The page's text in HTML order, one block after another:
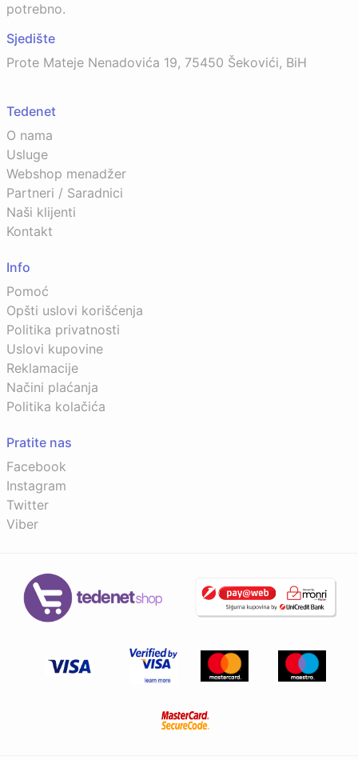
potrebno.
Sjedište
Prote Mateje Nenadovića 19, 75450 Šekovići, BiH
Tedenet
O nama
Usluge
Webshop menadžer
Partneri / Saradnici
Naši klijenti
Kontakt
Info
Pomoć
Opšti uslovi korišćenja
Politika privatnosti
Uslovi kupovine
Reklamacije
Načini plaćanja
Politika kolačića
Pratite nas
Facebook
Instagram
Twitter
Viber